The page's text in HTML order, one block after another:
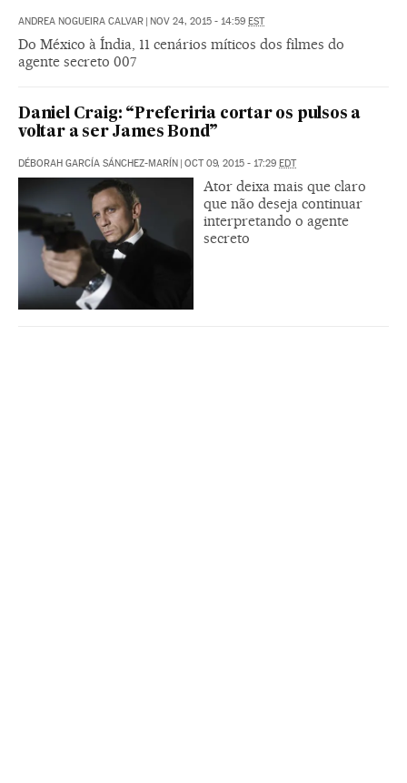
ANDREA NOGUEIRA CALVAR | NOV 24, 2015 - 14:59 EST
Do México à Índia, 11 cenários míticos dos filmes do
agente secreto 007
Daniel Craig: “Preferiria cortar os pulsos a
voltar a ser James Bond”
DÉBORAH GARCÍA SÁNCHEZ-MARÍN | OCT 09, 2015 - 17:29 EDT
Ator deixa mais que claro
que não deseja continuar
interpretando o agente
secreto